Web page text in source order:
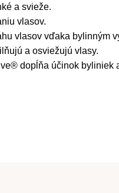
a svieže.
vlasov.
vlasov vďaka bylinným
a osviežujú vlasy.
dopĺňa účinok byliniek